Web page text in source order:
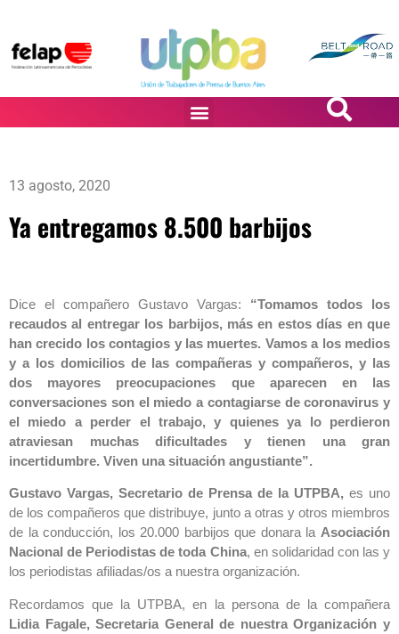
13 agosto, 2020
Ya entregamos 8.500 barbijos
Dice el compañero Gustavo Vargas: “Tomamos todos los
recaudos al entregar los barbijos, más en estos días en que
han crecido los contagios y las muertes. Vamos a los medios
y a los domicilios de las compañeras y compañeros, y las
dos mayores preocupaciones que aparecen en las
conversaciones son el miedo a contagiarse de coronavirus y
el miedo a perder el trabajo, y quienes ya lo perdieron
atraviesan muchas dificultades y tienen una gran
incertidumbre. Viven una situación angustiante”.
Gustavo Vargas, Secretario de Prensa de la UTPBA, es uno
de los compañeros que distribuye, junto a otras y otros miembros
de la conducción, los 20.000 barbijos que donara la Asociación
Nacional de Periodistas de toda China, en solidaridad con las y
los periodistas afiliadas/os a nuestra organización.
Recordamos que la UTPBA, en la persona de la compañera
Lidia Fagale, Secretaria General de nuestra Organización y